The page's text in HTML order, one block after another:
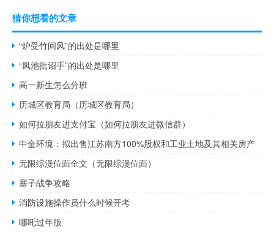
猜你想看的文章
“炉受竹间风”的出处是哪里
“凤池批诏手”的出处是哪里
高一新生怎么分班
历城区教育局（历城区教育局）
如何拉朋友进支付宝（如何拉朋友进微信群）
中金环境：拟出售江苏南方100%股权和工业土地及其相关房产
无限综漫位面全文（无限综漫位面）
塞子战争攻略
消防设施操作员什么时候开考
哪吒过年版